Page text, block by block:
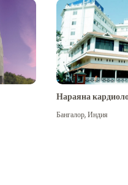
Нараяна
Бангалор,Индия